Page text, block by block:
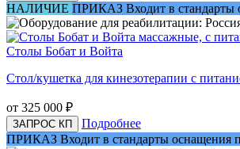
НАЛИЧИЕ ПРИКАЗ Входит в
Столы Бобат и Войта
Стол/кушетка для кинезотерапии с
от 325 000 ₽
ЗАПРОС КП
Подробнее
ПРИКАЗ Входит в стандарты